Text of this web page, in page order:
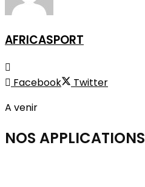
AFRICASPORT
Facebook
Twitter
A venir
NOS APPLICATIONS